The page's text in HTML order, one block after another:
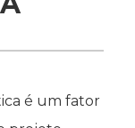
é um fator